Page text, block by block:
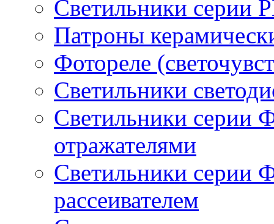
Светильники серии
Патроны
Фотореле
Светильники
Светильники
отражателями
Светильники серии
рассеивателем